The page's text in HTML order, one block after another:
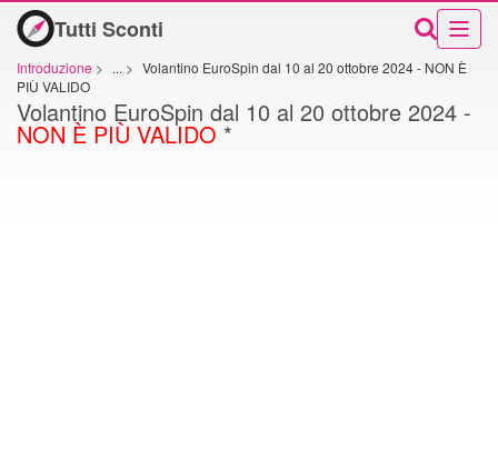
Tutti Sconti
Introduzione > ... > Volantino EuroSpin dal 10 al 20 ottobre 2024 - NON È
PIÙ VALIDO
Volantino EuroSpin dal 10 al 20 ottobre 2024 -
NON È PIÙ VALIDO *